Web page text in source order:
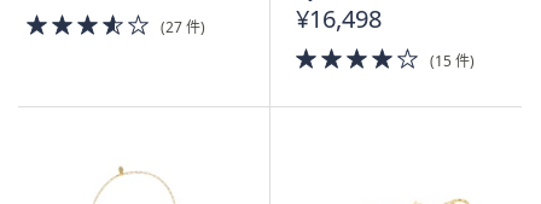
3.5
of
(27 件)
¥16,498
4.0
of
(15 件)